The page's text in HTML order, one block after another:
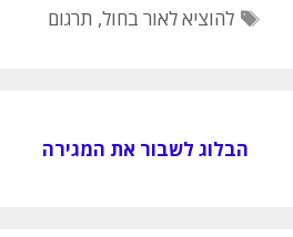
תגיות
להוציא לאור בחול, תרגום
הבלוג לשבור את המגירה